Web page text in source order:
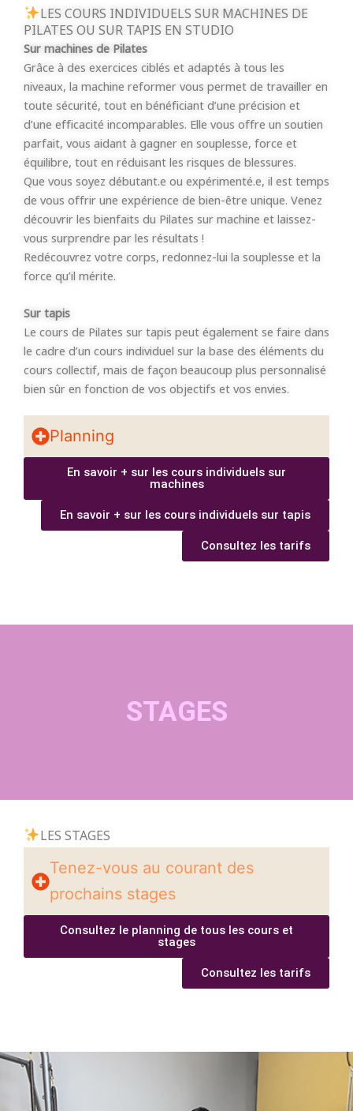
LES COURS INDIVIDUELS SUR MACHINES DE
PILATES OU SUR TAPIS EN STUDIO
Sur machines de Pilates
Grâce à des exercices ciblés et adaptés à tous les
niveaux, la machine reformer vous permet de travailler en
toute sécurité, tout en bénéficiant d’une précision et
d’une efficacité incomparables. Elle vous offre un soutien
parfait, vous aidant à gagner en souplesse, force et
équilibre, tout en réduisant les risques de blessures.
Que vous soyez débutant.e ou expérimenté.e, il est temps
de vous offrir une expérience de bien-être unique. Venez
découvrir les bienfaits du Pilates sur machine et laissez-
vous surprendre par les résultats !
Redécouvrez votre corps, redonnez-lui la souplesse et la
force qu’il mérite.
Sur tapis
Le cours de Pilatessur tapispeut également se faire dans
le cadre d’un cours individuel sur la base des éléments du
cours collectif, mais de façon beaucoup plus personnalisé
bien sûr en fonction de vos objectifs et vos envies.
Planning
En savoir + sur les cours individuels sur
machines
En savoir + sur les cours individuels sur tapis
Consultez les tarifs
STAGES
LES STAGES
Tenez-vous au courant des
prochains stages
Consultez le planning de tous les cours et
stages
Consultez les tarifs